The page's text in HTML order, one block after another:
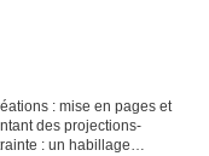
: mise en pages et
des projections-
: un habillage